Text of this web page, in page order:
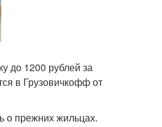
до 1200 рублей за
в Грузовичкофф от
о прежних жильцах.